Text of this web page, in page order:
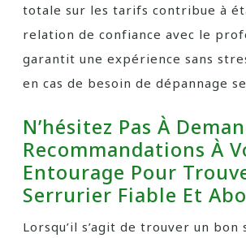
totale sur les tarifs contribue à
relation de confiance avec le
garantit une expérience sans
en cas de besoin de dépannage
N’hésitez Pas À
Recommandations À
Entourage Pour
Serrurier Fiable Et
Lorsqu’il s’agit de trouver un